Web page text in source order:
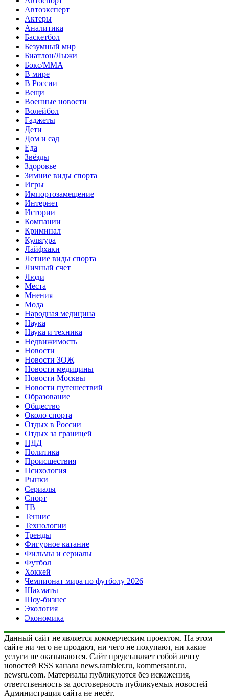
Автоэксперт
Актеры
Аналитика
Баскетбол
Безумный мир
Биатлон/Лыжи
Бокс/MMA
В мире
В России
Вещи
Военные новости
Волейбол
Гаджеты
Дети
Дом и сад
Еда
Звёзды
Здоровье
Зимние виды спорта
Игры
Импортозамещение
Интернет
Истории
Компании
Криминал
Культура
Лайфхаки
Летние виды спорта
Личный счет
Люди
Места
Мнения
Мода
Народная медицина
Наука
Наука и техника
Недвижимость
Новости
Новости ЗОЖ
Новости медицины
Новости Москвы
Новости путешествий
Образование
Общество
Около спорта
Отдых в России
Отдых за границей
ПДД
Политика
Происшествия
Психология
Рынки
Сериалы
Спорт
ТВ
Теннис
Технологии
Тренды
Фигурное катание
Фильмы и сериалы
Футбол
Хоккей
Чемпионат мира по футболу 2026
Шахматы
Шоу-бизнес
Экология
Экономика
Данный сайт не является коммерческим проектом. На этом
сайте ни чего не продают, ни чего не покупают, ни какие
услуги не оказываются. Сайт представляет собой ленту
новостей RSS канала news.rambler.ru, kommersant.ru,
newsru.com. Материалы публикуются без искажения,
ответственность за достоверность публикуемых новостей
Администрация сайта не несёт.